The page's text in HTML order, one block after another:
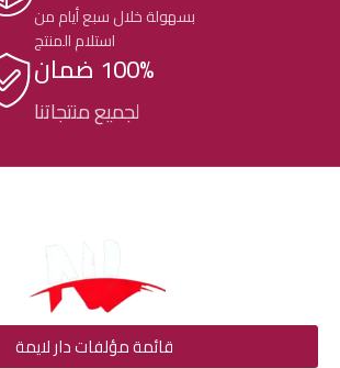
بسهولة خلال سبع أيام من
استلام المنتج
100% ضمان
لجميع منتجاتنا
قائمة مؤلفات دار لايمة